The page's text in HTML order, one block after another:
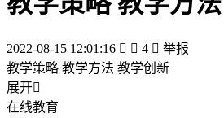
2022-08-15 12:01:16   4  举报
教学策略 教学方法 教学创新
展开
在线教育